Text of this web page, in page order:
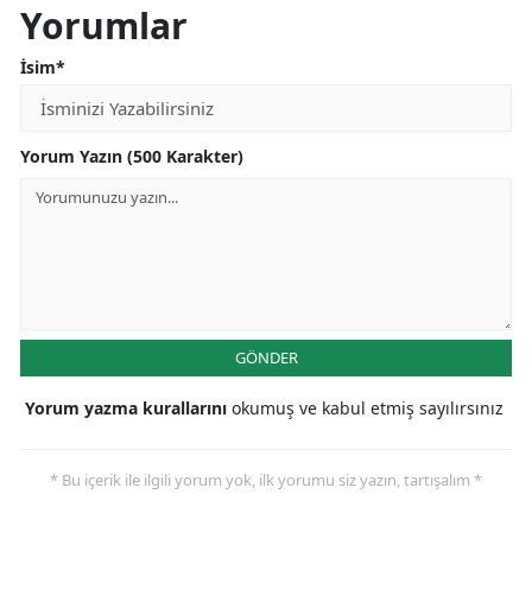
Yorumlar
İsim*
Yorum Yazın (500 Karakter)
GÖNDER
Yorum yazma kurallarını okumuş ve kabul etmiş sayılırsınız
* Bu içerik ile ilgili yorum yok, ilk yorumu siz yazın, tartışalım *